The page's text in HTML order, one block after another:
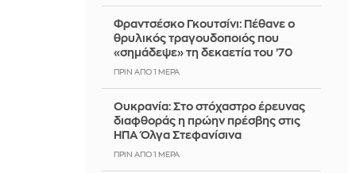
Φραντσέσκο Γκουτσίνι: Πέθανε ο
θρυλικός τραγουδοποιός που
«σημάδεψε» τη δεκαετία του ’70
ΠΡΙΝ ΑΠΌ 1 ΜΈΡΑ
Ουκρανία: Στο στόχαστρο έρευνας
διαφθοράς η πρώην πρέσβης στις
ΗΠΑ Όλγα Στεφανίσινα
ΠΡΙΝ ΑΠΌ 1 ΜΈΡΑ